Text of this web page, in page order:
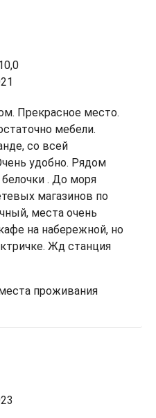
Прекрасное место.
мебели.
со всей
удобно. Рядом
. До моря
магазинов по
места очень
на набережной, но
Жд станция
проживания